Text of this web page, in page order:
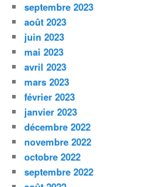
septembre 2023
août 2023
juin 2023
mai 2023
avril 2023
mars 2023
février 2023
janvier 2023
décembre 2022
novembre 2022
octobre 2022
septembre 2022